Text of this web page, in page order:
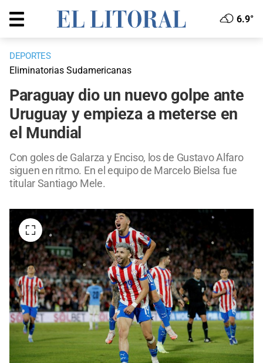
6.9°
DEPORTES
Eliminatorias Sudamericanas
Paraguay dio un nuevo golpe ante
Uruguay y empieza a meterse en
el Mundial
Con goles de Galarza y Enciso, los de Gustavo Alfaro
siguen en ritmo. En el equipo de Marcelo Bielsa fue
titular Santiago Mele.